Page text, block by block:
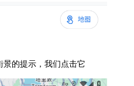
的提示，我们点击它